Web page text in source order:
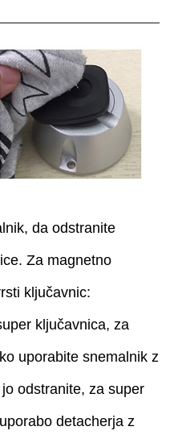
da odstranite
Za magnetno
ključavnic:
ključavnica, za
uporabite snemalnik z
odstranite, za super
detacherja z